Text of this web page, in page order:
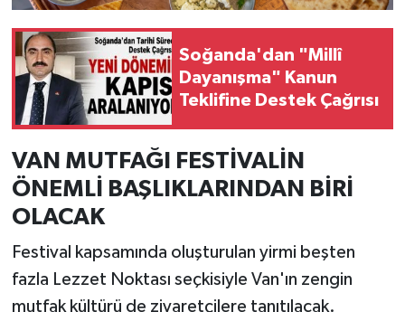
Soğanda'dan "Millî
Dayanışma" Kanun
Teklifine Destek Çağrısı
VAN MUTFAĞI FESTİVALİN
ÖNEMLİ BAŞLIKLARINDAN BİRİ
OLACAK
Festival kapsamında oluşturulan yirmi beşten
fazla Lezzet Noktası seçkisiyle Van'ın zengin
mutfak kültürü de ziyaretçilere tanıtılacak.